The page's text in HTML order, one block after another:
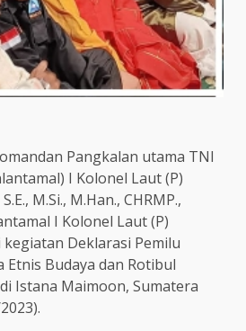
Pangkalan utama TNI
I Kolonel Laut (P)
M.Si., M.Han., CHRMP.,
I Kolonel Laut (P)
Deklarasi Pemilu
Etnis Budaya dan Rotibul
Istana Maimoon, Sumatera